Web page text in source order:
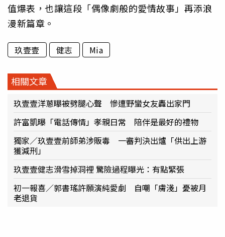
值爆表，也讓這段「偶像劇般的愛情故事」再添浪
漫新篇章。
玖壹壹 健志 Mia
相關文章
玖壹壹洋蔥曝被劈腿心聲 慘遭野蠻女友轟出家門
許富凱曝「電話傳情」孝親日常 陪伴是最好的禮物
獨家／玖壹壹前師弟涉販毒 一審判決出爐「供出上游
獲減刑」
玖壹壹健志滑雪掉洞裡 驚險過程曝光：有點緊張
初一報喜／郭書瑤許願演純愛劇 自嘲「膚淺」憂被月
老退貨